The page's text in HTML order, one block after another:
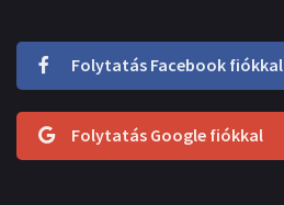
Folytatás Facebook fiókkal
Folytatás Google fiókkal